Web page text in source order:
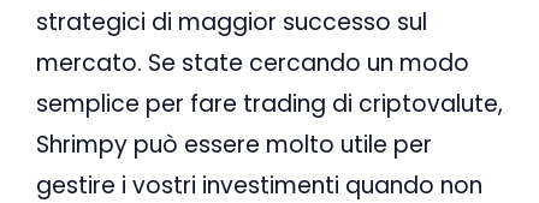
strategici di maggior successo sul
mercato. Se state cercando un modo
semplice per fare trading di criptovalute,
Shrimpy può essere molto utile per
gestire i vostri investimenti quando non